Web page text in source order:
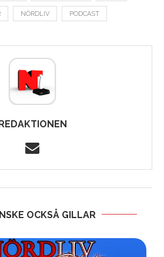
NÖRDLIV PODCAST
OCKSÅ GILLAR